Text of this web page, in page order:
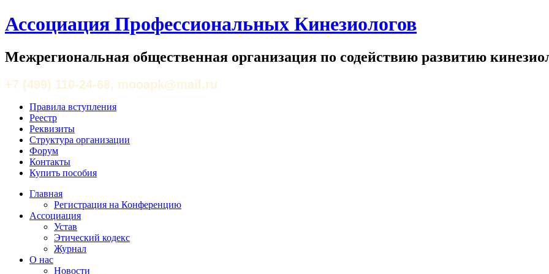
Ассоциация Профессиональных Кинезиологов
Межрегиональная общественная организация по содействию развитию
+7 (499) 110-24-68, mooapk@mail.ru
Правила вступления
Реестр
Реквизиты
Структура организации
Форум
Контакты
Купить пособия
Главная
Регистрация на Конференцию
Ассоциация
Устав
Этический кодекс
Журнал
О нас
Новости